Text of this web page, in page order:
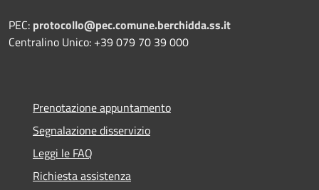
PEC: protocollo@pec.comune.berchidda.ss.it
Centralino Unico: +39 079 70 39 000
Prenotazione appuntamento
Segnalazione disservizio
Leggi le FAQ
Richiesta assistenza